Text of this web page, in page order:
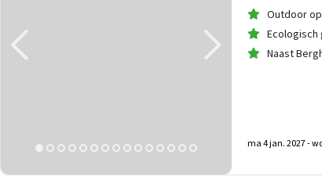
Outdoor
Ecologisch
Naast
ma 4 jan. 2027 -